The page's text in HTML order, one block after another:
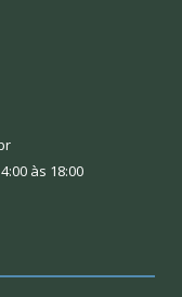
às 18:00